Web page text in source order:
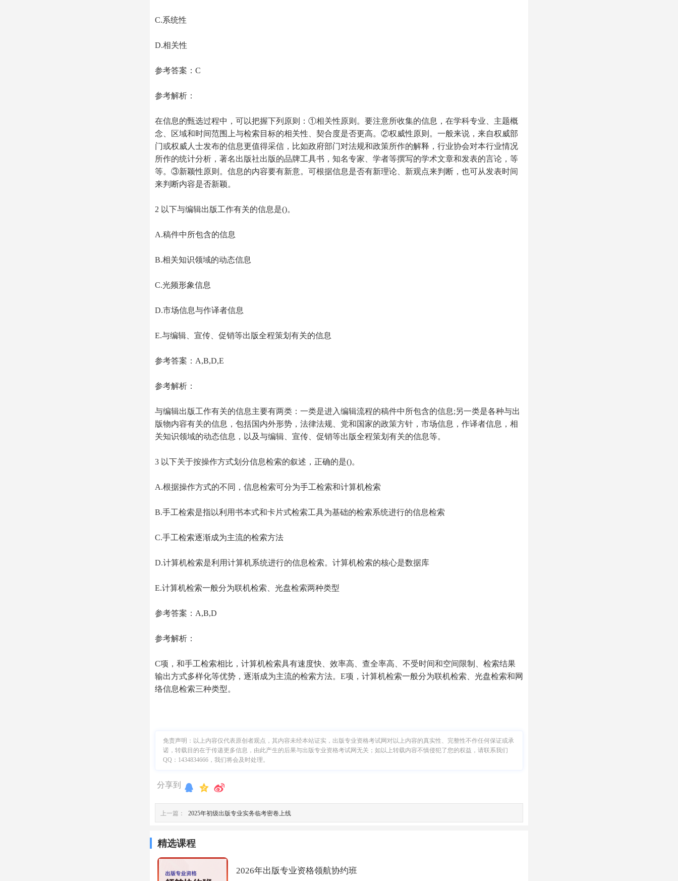
C.系统性
D.相关性
参考答案：C
参考解析：
在信息的甄选过程中，可以把握下列原则：①相关性原则。要注意所收集的信息，在学科专业、主题概
念、区域和时间范围上与检索目标的相关性、契合度是否更高。②权威性原则。一般来说，来自权威部
门或权威人士发布的信息更值得采信，比如政府部门对法规和政策所作的解释，行业协会对本行业情况
所作的统计分析，著名出版社出版的品牌工具书，知名专家、学者等撰写的学术文章和发表的言论，等
等。③新颖性原则。信息的内容要有新意。可根据信息是否有新理论、新观点来判断，也可从发表时间
来判断内容是否新颖。
2 以下与编辑出版工作有关的信息是()。
A.稿件中所包含的信息
B.相关知识领域的动态信息
C.光频形象信息
D.市场信息与作译者信息
E.与编辑、宣传、促销等出版全程策划有关的信息
参考答案：A,B,D,E
参考解析：
与编辑出版工作有关的信息主要有两类：一类是进入编辑流程的稿件中所包含的信息;另一类是各种与出
版物内容有关的信息，包括国内外形势，法律法规、党和国家的政策方针，市场信息，作译者信息，相
关知识领域的动态信息，以及与编辑、宣传、促销等出版全程策划有关的信息等。
3 以下关于按操作方式划分信息检索的叙述，正确的是()。
A.根据操作方式的不同，信息检索可分为手工检索和计算机检索
B.手工检索是指以利用书本式和卡片式检索工具为基础的检索系统进行的信息检索
C.手工检索逐渐成为主流的检索方法
D.计算机检索是利用计算机系统进行的信息检索。计算机检索的核心是数据库
E.计算机检索一般分为联机检索、光盘检索两种类型
参考答案：A,B,D
参考解析：
C项，和手工检索相比，计算机检索具有速度快、效率高、查全率高、不受时间和空间限制、检索结果
输出方式多样化等优势，逐渐成为主流的检索方法。E项，计算机检索一般分为联机检索、光盘检索和网
络信息检索三种类型。
免责声明： 以上内容仅代表原创者观点，其内容未经本站证实，出版专业资格考试网对以上内容的真实性、完整性不作任何保证或承
诺，转载目的在于传递更多信息，由此产生的后果与出版专业资格考试网无关；如以上转载内容不慎侵犯了您的权益，请联系我们
QQ：1434834666，我们将会及时处理。
分享到
上一篇： 2025年初级出版专业实务临考密卷上线
精选课程
2026年出版专业资格领航协约班